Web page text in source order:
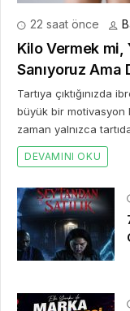
22 saat önce
Kilo Vermek mi,
Sanıyoruz Ama
Tartıya çıktığınızda
büyük bir motivasyon
zaman yalnızca
DEVAMINI OKU